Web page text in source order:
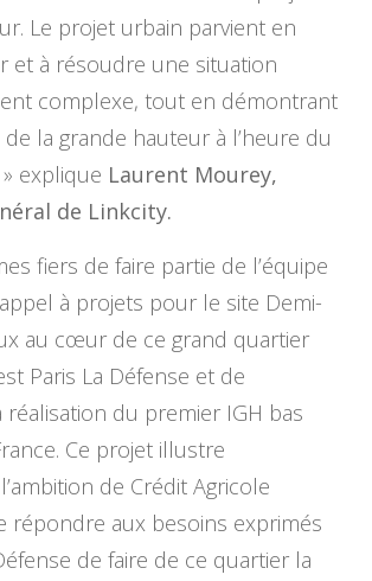
Le projet urbain parvient en
et à résoudre une situation
complexe, tout en démontrant
la grande hauteur à l’heure du
explique Laurent Mourey,
de Linkcity.
fiers de faire partie de l’équipe
à projets pour le site Demi-
au cœur de ce grand quartier
Paris La Défense et de
réalisation du premier IGH bas
Ce projet illustre
de Crédit Agricole
répondre aux besoins exprimés
de faire de ce quartier la